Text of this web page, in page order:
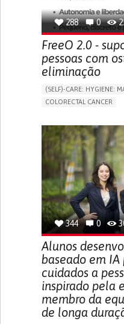
SOLUTIONS FOR
288 0
FreeO 2.0 -
pessoas com
eliminação
(SELF)-CARE: HYGIENE:
COLORECTAL CANCER
PROMOTING SELF-
GASTROENTEROLOGY
PORTUGAL
344 0
Alunos
baseado em IA
cuidados a
inspirado pela
membro da
de longa